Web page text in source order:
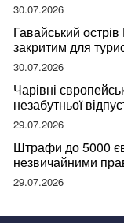
30.07.2026
Гавайський
закритим для
відвідувачів
30.07.2026
Чарівні
незабутньої
29.07.2026
Штрафи до 5000
незвичайними
правдою
29.07.2026